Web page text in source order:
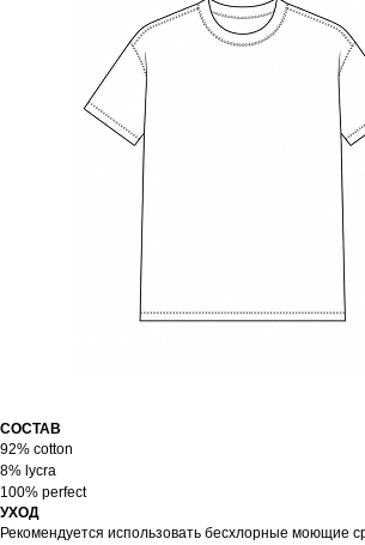
СОСТАВ
92% cotton
8% lycra
100% perfect
УХОД
Рекомендуется использовать бесхлорные моющие